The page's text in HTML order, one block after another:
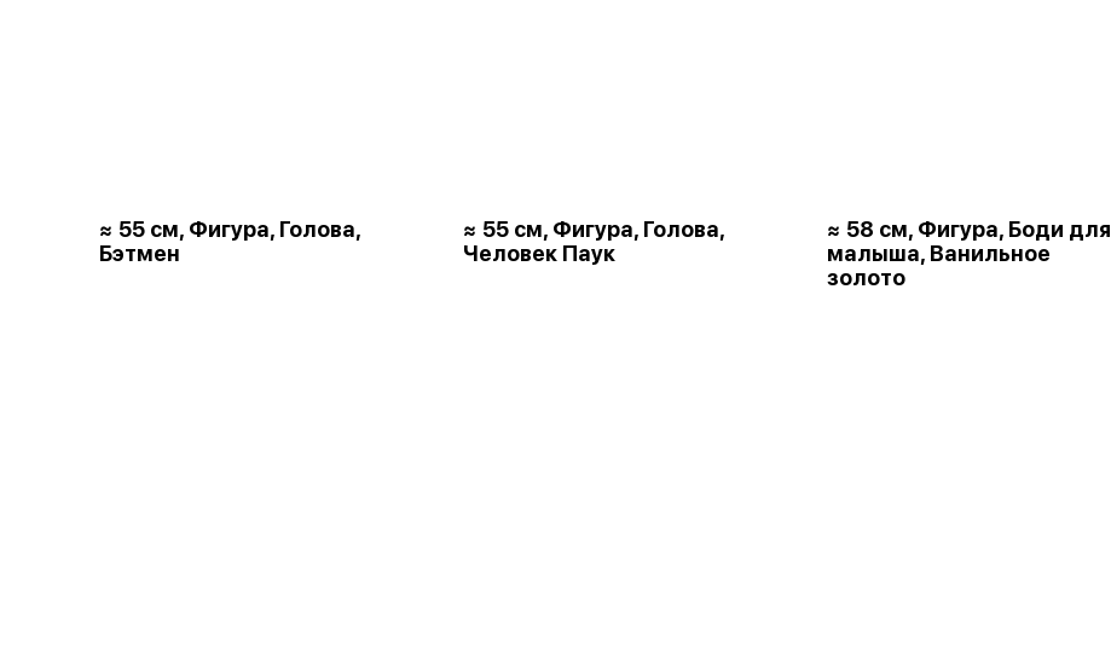
≈ 55 см, Фигура, Голова,
Бэтмен
≈ 55 см, Фигура, Голова,
Человек Паук
≈ 58 см, Фигура, Боди для
малыша, Ванильное
золото